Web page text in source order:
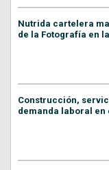
Nutrida cartelera
de la Fotografía en
Construcción,
demanda laboral en